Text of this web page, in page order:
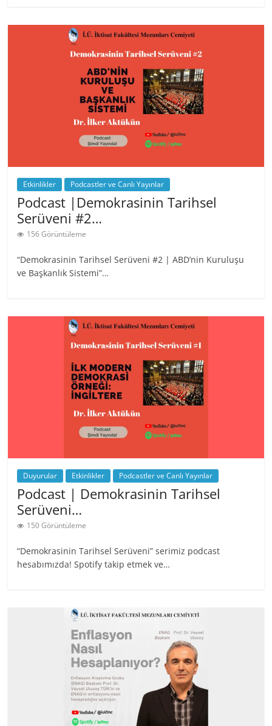
Etkinlikler Podcastler ve Canlı Yayınlar
Podcast |Demokrasinin Tarihsel
Serüveni #2…
156 Görüntüleme
“Demokrasinin Tarihsel Serüveni #2 | ABD’nin Kuruluşu
ve Başkanlık Sistemi”…
Duyurular Etkinlikler Podcastler ve Canlı Yayınlar
Podcast | Demokrasinin Tarihsel
Serüveni…
150 Görüntüleme
“Demokrasinin Tarihsel Serüveni” serimiz podcast
hesabımızda! Spotify takip etmek ve…